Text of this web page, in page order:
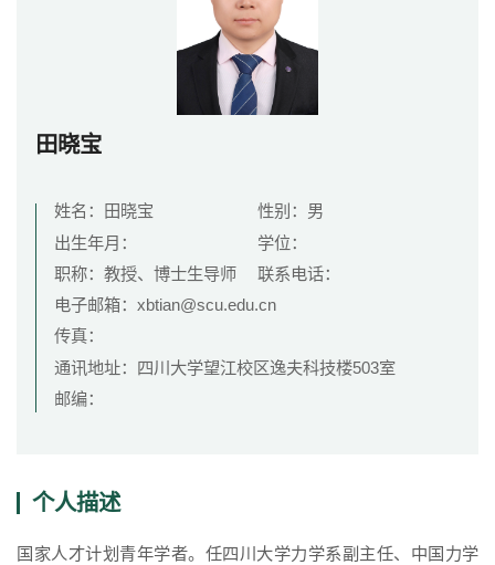
院长致词
院党委 院工会
教学科研岗
科研概况 学术动态 科研平台 科研办事流程
田晓宝
姓名：田晓宝
性别：男
出生年月：
学位：
职称：教授、博士生导师
联系电话：
电子邮箱：xbtian@scu.edu.cn
传真：
通讯地址：四川大学望江校区逸夫科技楼503室
邮编：
个人描述
国家人才计划青年学者。任四川大学力学系副主任、中国力学